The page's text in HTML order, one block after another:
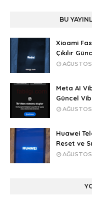
BU
Xioami
Çıkılır
Meta AI
Güncel
Huawei
Reset ve